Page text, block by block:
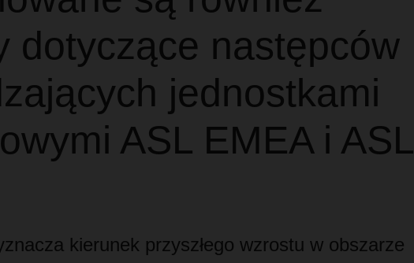
dotyczące następców
jednostkami
ASL EMEA i ASL
kierunek przyszłego wzrostu w obszarze